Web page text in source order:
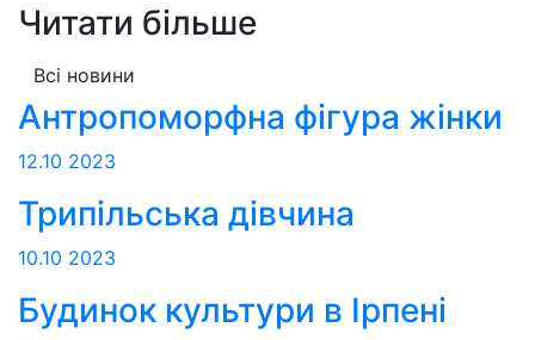
Читати більше
Всі новини
Антропоморфна фігура жінки
12.10 2023
Трипільська дівчина
10.10 2023
Будинок культури в Ірпені